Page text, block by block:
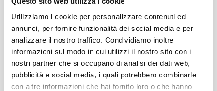
Utilizziamo i cookie per personalizzare contenuti ed
annunci, per fornire funzionalità dei social media e per
analizzare il nostro traffico. Condividiamo inoltre
informazioni sul modo in cui utilizzi il nostro sito con i
nostri partner che si occupano di analisi dei dati web,
pubblicità e social media, i quali potrebbero combinarle
con altre informazioni che hai fornito loro o che hanno